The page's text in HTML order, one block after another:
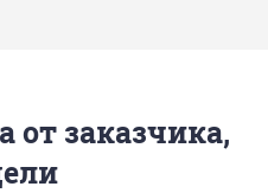
от заказчика,